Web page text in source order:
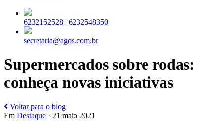
6232152528 | 6232548350
secretaria@agos.com.br
Supermercados sobre rodas:
conheça novas iniciativas
Voltar para o blog
Em Destaque · 21 maio 2021